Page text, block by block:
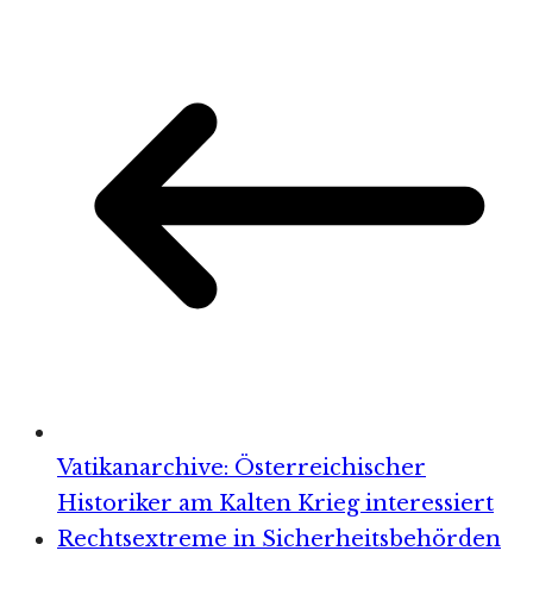
Vatikanarchive: Österreichischer
Historiker am Kalten Krieg interessiert
Rechtsextreme in Sicherheitsbehörden